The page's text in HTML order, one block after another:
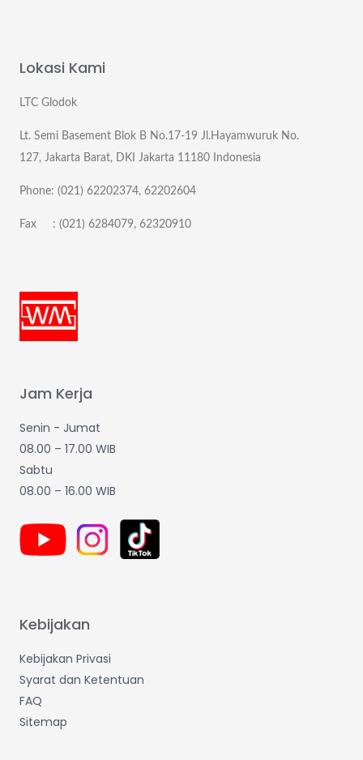
Lokasi Kami
LTC Glodok
Lt. Semi Basement Blok B No.17-19 Jl.Hayamwuruk No.
127, Jakarta Barat, DKI Jakarta 11180 Indonesia
Phone: (021) 62202374, 62202604
Fax : (021) 6284079, 62320910
Jam Kerja
Senin - Jumat
08.00 – 17.00 WIB
Sabtu
08.00 – 16.00 WIB
Kebijakan
Kebijakan Privasi
Syarat dan Ketentuan
FAQ
Sitemap